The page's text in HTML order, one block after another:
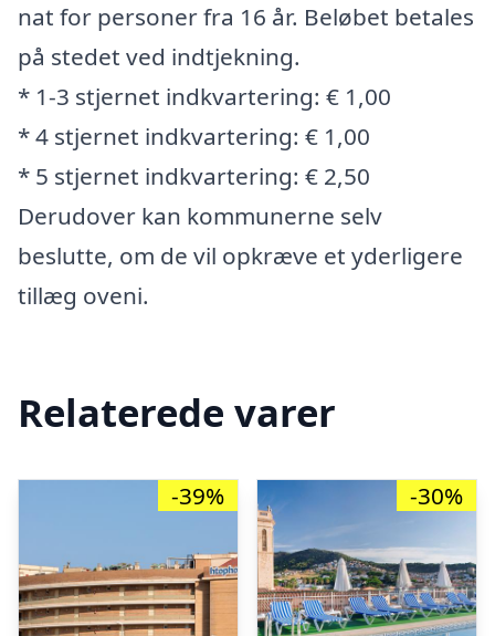
nat for personer fra 16 år. Beløbet betales
på stedet ved indtjekning.
* 1-3 stjernet indkvartering: € 1,00
* 4 stjernet indkvartering: € 1,00
* 5 stjernet indkvartering: € 2,50
Derudover kan kommunerne selv
beslutte, om de vil opkræve et yderligere
tillæg oveni.
Relaterede varer
-39% -30%